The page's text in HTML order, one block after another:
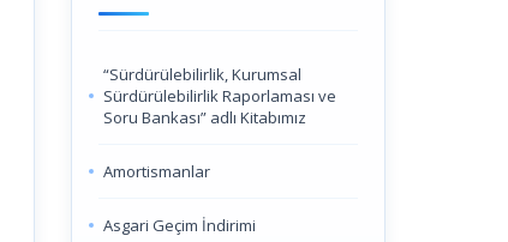
“Sürdürülebilirlik, Kurumsal
Sürdürülebilirlik Raporlaması ve
Soru Bankası” adlı Kitabımız
Amortismanlar
Asgari Geçim İndirimi